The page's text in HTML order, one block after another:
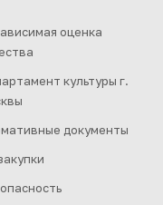
оценка
культуры г.
документы